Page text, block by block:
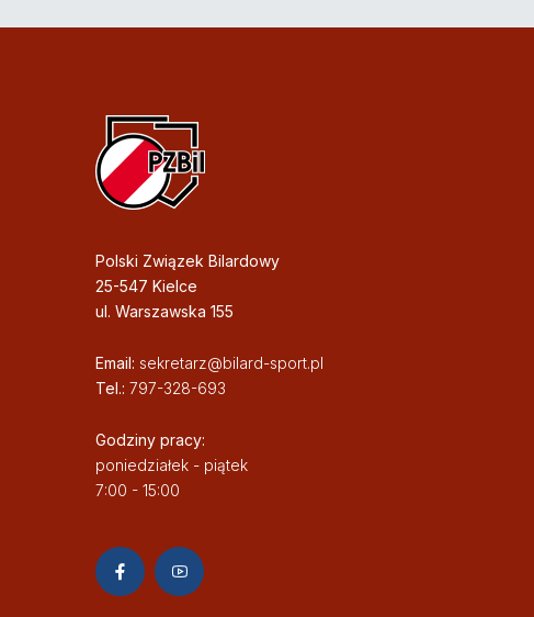
Polski Związek Bilardowy
25-547 Kielce
ul. Warszawska 155
Email: sekretarz@bilard-sport.pl
Tel.: 797-328-693
Godziny pracy:
poniedziałek - piątek
7:00 - 15:00